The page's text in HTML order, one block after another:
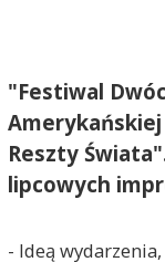
"Festiwal
Reszty
lipcowych
- Ideą